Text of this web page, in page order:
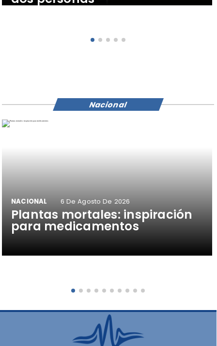
Plantas mortales: inspiración
para medicamentos
NACIONAL 6 De Agosto De 2026
Nacional